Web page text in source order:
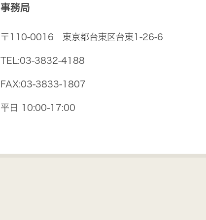
事務局
〒110-0016 東京都台東区台東1-26-6
TEL:03-3832-4188
FAX:03-3833-1807
平日 10:00-17:00